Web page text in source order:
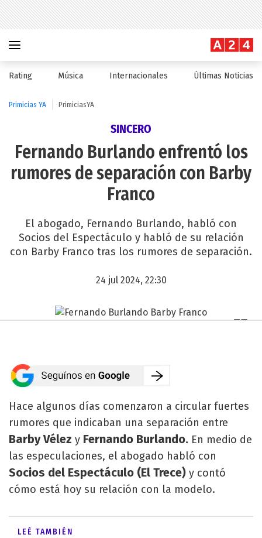
Rating Música Internacionales Últimas Noticias
Primicias YA PrimiciasYA
SINCERO
Fernando Burlando enfrentó los
rumores de separación con Barby
Franco
El abogado, Fernando Burlando, habló con
Socios del Espectáculo y habló de su relación
con Barby Franco tras los rumores de separación.
24 jul 2024, 22:30
Hace algunos días comenzaron a circular fuertes
rumores que indicaban una separación entre
Barby Vélez y Fernando Burlando. En medio de
las especulaciones, el abogado habló con
Socios del Espectáculo (El Trece) y contó
cómo está hoy su relación con la modelo.
LEÉ TAMBIÉN